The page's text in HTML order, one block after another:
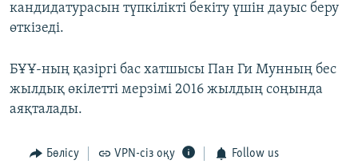
кандидатурасын түпкілікті бекіту үшін дауыс беру
өткізеді.
БҰҰ-ның қазіргі бас хатшысы Пан Ги Мунның бес
жылдық өкілетті мерзімі 2016 жылдың соңында
аяқталады.
Бөлісу VPN-сіз оқу Follow us